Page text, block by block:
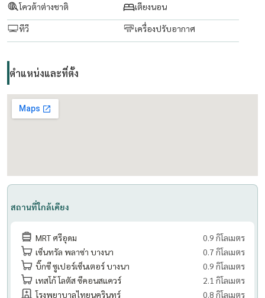
โควต้าต่างชาติ เตียงนอน
ทีวี เครื่องปรับอากาศ
ตำแหน่งและที่ตั้ง
สถานที่ใกล้เคียง
MRT ศรีอุดม
0.9 กิโลเมตร
เซ็นทรัล พลาซ่า บางนา
0.7 กิโลเมตร
บิ๊กซี ซูเปอร์เซ็นเตอร์ บางนา
0.9 กิโลเมตร
เทสโก้ โลตัส ซีคอนสแควร์
2.1 กิโลเมตร
โรงพยาบาลไทยนครินทร์
0.8 กิโลเมตร